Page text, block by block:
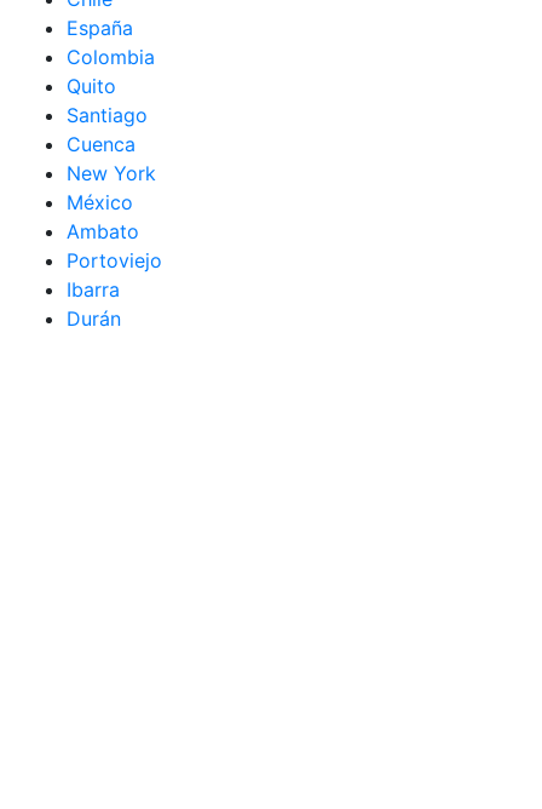
España
Colombia
Quito
Santiago
Cuenca
New York
México
Ambato
Portoviejo
Ibarra
Durán